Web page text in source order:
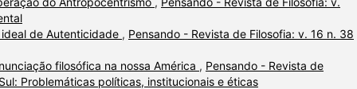
de Autenticidade , Pensando - Revista de Filosofia: v. 16 n. 38
filosófica na nossa América , Pensando - Revista de
Problemáticas políticas, institucionais e éticas